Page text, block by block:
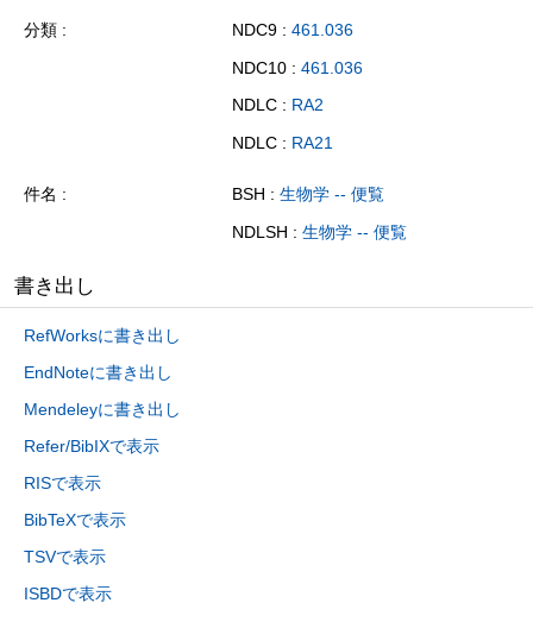
分類 NDC9 : 461.036
NDC10 : 461.036
NDLC : RA2
NDLC : RA21
件名 BSH : 生物学 -- 便覧
NDLSH : 生物学 -- 便覧
書き出し
RefWorksに書き出し
EndNoteに書き出し
Mendeleyに書き出し
Refer/BibIXで表示
RISで表示
BibTeXで表示
TSVで表示
ISBDで表示